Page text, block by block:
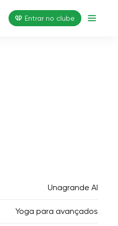
Entrar no clube
Unagrande AI
Yoga para avançados